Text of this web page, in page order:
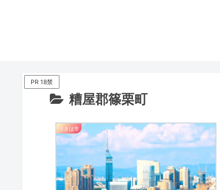
PR 18禁
糟屋郡篠栗町
うきは市